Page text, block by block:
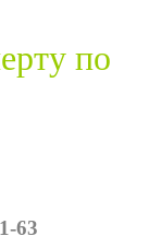
по
63